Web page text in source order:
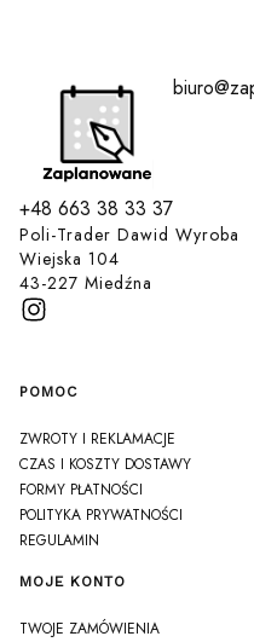
+48 663 38 33 37
Poli-Trader Dawid Wyroba
Wiejska 104
43-227 Miedźna
Linki w stopce
POMOC
ZWROTY I REKLAMACJE
CZAS I KOSZTY DOSTAWY
FORMY PŁATNOŚCI
POLITYKA PRYWATNOŚCI
REGULAMIN
MOJE KONTO
TWOJE ZAMÓWIENIA